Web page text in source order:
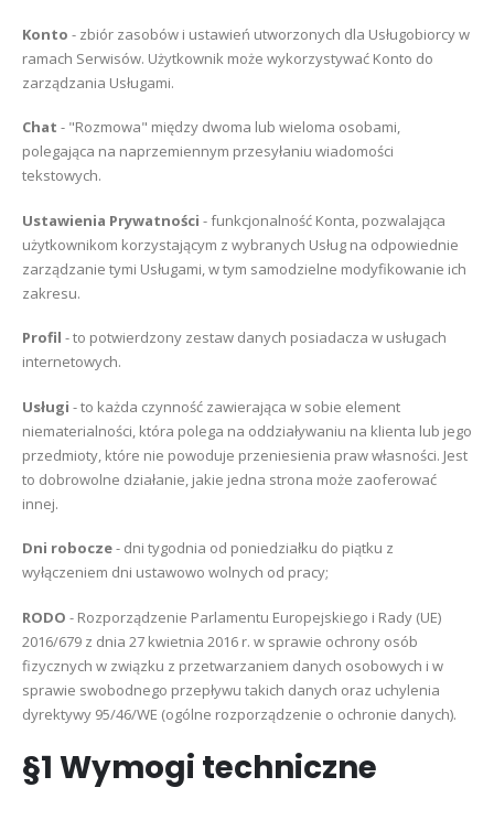
Konto - zbiór zasobów i ustawień utworzonych dla Usługobiorcy w
ramach Serwisów. Użytkownik może wykorzystywać Konto do
zarządzania Usługami.
Chat - "Rozmowa" między dwoma lub wieloma osobami,
polegająca na naprzemiennym przesyłaniu wiadomości
tekstowych.
Ustawienia Prywatności - funkcjonalność Konta, pozwalająca
użytkownikom korzystającym z wybranych Usług na odpowiednie
zarządzanie tymi Usługami, w tym samodzielne modyfikowanie ich
zakresu.
Profil - to potwierdzony zestaw danych posiadacza w usługach
internetowych.
Usługi - to każda czynność zawierająca w sobie element
niematerialności, która polega na oddziaływaniu na klienta lub jego
przedmioty, które nie powoduje przeniesienia praw własności. Jest
to dobrowolne działanie, jakie jedna strona może zaoferować
innej.
Dni robocze- dni tygodnia od poniedziałku do piątku z
wyłączeniem dni ustawowo wolnych od pracy;
RODO - Rozporządzenie Parlamentu Europejskiego i Rady (UE)
2016/679 z dnia 27 kwietnia 2016 r. w sprawie ochrony osób
fizycznych w związku z przetwarzaniem danych osobowych i w
sprawie swobodnego przepływu takich danych oraz uchylenia
dyrektywy 95/46/WE (ogólne rozporządzenie o ochronie danych).
§1 Wymogi techniczne